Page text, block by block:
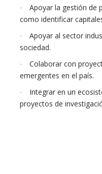
·
Apoyar la gestión de
como identificar
·
Apoyar al sector
sociedad.
·
Colaborar con
emergentes en el país.
·
Integrar en un
proyectos de